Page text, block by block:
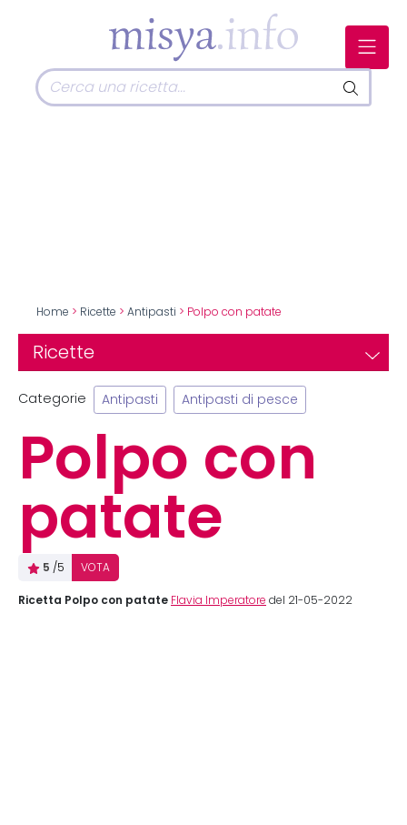
Home > Ricette > Antipasti > Polpo con patate
Ricette
Categorie Antipasti Antipasti di pesce
Polpo con
patate
5 /5 VOTA
Ricetta Polpo con patate Flavia Imperatore del 21-05-2022